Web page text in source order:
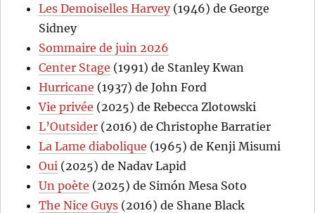
Les Demoiselles Harvey(1946) de George
Sidney
Sommaire de juin 2026
Center Stage (1991) de Stanley Kwan
Hurricane (1937) de John Ford
Vie privée (2025) de Rebecca Zlotowski
L’Outsider (2016) de Christophe Barratier
La Lame diabolique (1965) de Kenji Misumi
Oui (2025) de Nadav Lapid
Un poète (2025) de Simón Mesa Soto
The Nice Guys (2016) de Shane Black